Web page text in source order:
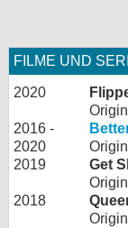
FILME UND
2020
2016 -
2020
2019
Get
2018